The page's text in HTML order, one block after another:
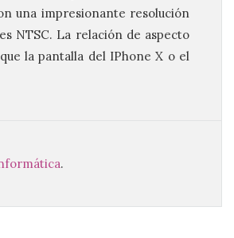
una impresionante resolución
NTSC. La relación de aspecto
la pantalla del IPhone X o el
.